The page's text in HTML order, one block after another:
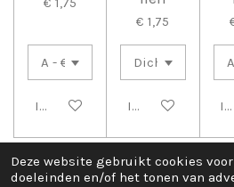
Deze website gebruikt cookies
doeleinden en/of het tonen van
In winkelwagen
€ 1,75
In winkelwagen
TOP